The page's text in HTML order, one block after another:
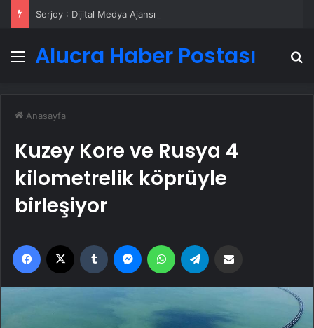
MenüAlucra Haber Postası
Anasayfa
Kuzey Kore ve Rusya 4
kilometrelik köprüyle
birleşiyor
Facebook Tumblr MessengerWhatsApp